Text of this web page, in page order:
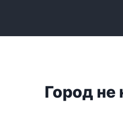
Город не